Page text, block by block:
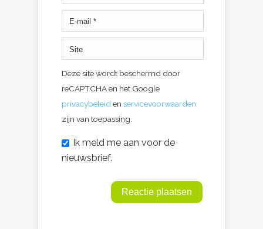
Deze site wordt beschermd door
reCAPTCHA en het Google
privacybeleid en servicevoorwaarden
zijn van toepassing.
Ik meld me aan voor de
nieuwsbrief.